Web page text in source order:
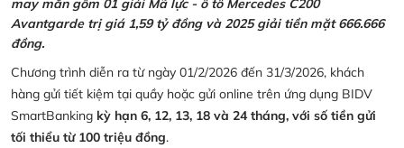
Avantgarde trị giá 1,59 tỷ đồng và 2025 giải tiền mặt 666.666
đồng.
Chương trình diễn ra từ ngày 01/2/2026 đến 31/3/2026, khách
hàng gửi tiết kiệm tại quầy hoặc gửi online trên ứng dụng BIDV
SmartBanking kỳ hạn 6, 12, 13, 18 và 24 tháng, với số tiền gửi
tối thiểu từ 100 triệu đồng.